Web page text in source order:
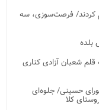
کردند/ فرصت‌سوزی، سه
بلده
قلم شعبان آزادی کناری
حسینی/ جلوه‌ای
کلا